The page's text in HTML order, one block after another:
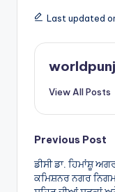
a
ts
A
p
ar
e
Last updated
View All Posts
Post
Previous Post
ਡੀਸੀ ਡਾ. ਹਿਮਾਂਸ਼ੂ
ਕਮਿਸ਼ਨਰ ਨਗਰ